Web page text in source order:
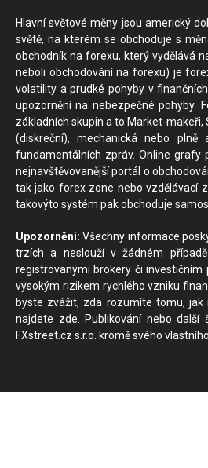
Hlavní světové měny jsou americký
světě, na kterém se obchoduje s
obchodník na forexu, který vydělává
neboli obchodování na forexu) je
volatility a prudké pohyby v
upozornění na nebezpečné pohyby.
základních skupin a to Market-
(diskreční), mechanická nebo
fundamentálních zpráv. Online grafy
nejnavštěvovanější portál o
tak jako forex zone nebo vzdělávací
takovýto systém pak obchoduje
Upozornění: Všechny informace
trzích a neslouží v žádném
registrovanými brokery či
vysokým rizikem rychlého vzniku
byste zvážit, zda rozumíte tomu,
najdete zde. Publikování nebo další
FXstreet.cz s.r.o. kromě svého